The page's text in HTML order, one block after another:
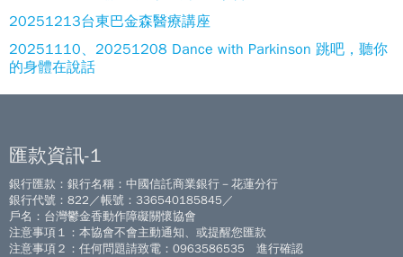
20251213台東巴金森醫療講座
20251110、20251208 Dance with Parkinson 跳吧，聽你
的身體在說話
匯款資訊-1
銀行匯款：銀行名稱：中國信託商業銀行－花蓮分行
銀行代號：822／帳號：336540185845／
戶名：台灣鬱金香動作障礙關懷協會
注意事項１：本協會不會主動通知、或提醒您匯款
注意事項２：任何問題請致電：0963586535 進行確認